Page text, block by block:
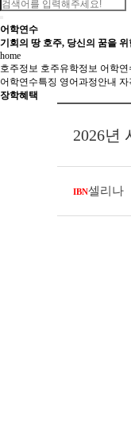
어학연수
기회의 땅 호주, 당신의 꿈을
home
호주정보 호주유학정보 어학연
어학연수특징 영어과정안내 자
장학혜택
2026년
IBN셀리나